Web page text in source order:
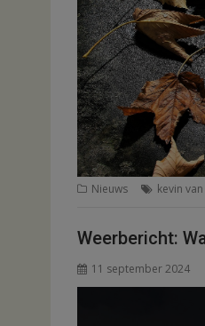
Nieuws kevin
Weerbericht:
11 september 2024